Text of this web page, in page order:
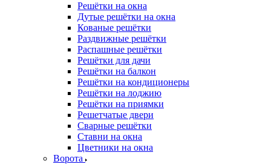
Решётки на окна
Дутые решётки на окна
Кованые решётки
Раздвижные решётки
Распашные решётки
Решётки для дачи
Решётки на балкон
Решётки на кондиционеры
Решётки на лоджию
Решётки на приямки
Решетчатые двери
Сварные решётки
Ставни на окна
Цветники на окна
Ворота